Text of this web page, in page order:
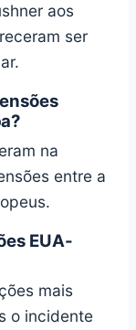
aos
ser
na
entre a
EUA-
mais
o incidente